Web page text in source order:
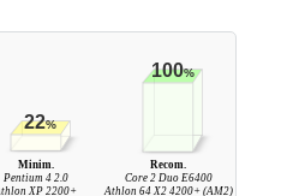
22%
100%
Minim.
Pentium 4 2.0
XP 2200+
Recom.
Core 2 Duo E6400
Athlon 64 X2 4200+ (AM2)